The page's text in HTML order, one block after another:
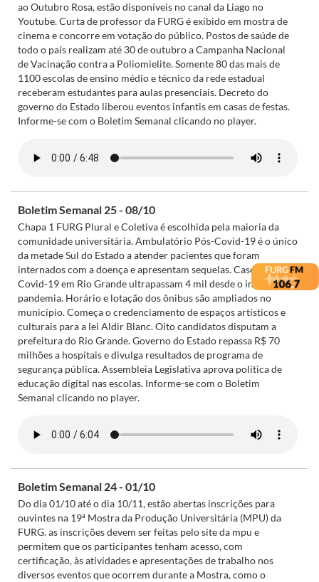
ao Outubro Rosa, estão disponíveis no canal da Liago no
Youtube. Curta de professor da FURG é exibido em mostra de
cinema e concorre em votação do público. Postos de saúde de
todo o país realizam até 30 de outubro a Campanha Nacional
de Vacinação contra a Poliomielite. Somente 80 das mais de
1100 escolas de ensino médio e técnico da rede estadual
receberam estudantes para aulas presenciais. Decreto do
governo do Estado liberou eventos infantis em casas de festas.
Informe-se com o Boletim Semanal clicando no player.
Boletim Semanal 25 - 08/10
Chapa 1 FURG Plural e Coletiva é escolhida pela maioria da
comunidade universitária. Ambulatório Pós-Covid-19 é o único
da metade Sul do Estado a atender pacientes que foram
internados com a doença e apresentam sequelas. Casos de
Covid-19 em Rio Grande ultrapassam 4 mil desde o início da
pandemia. Horário e lotação dos ônibus são ampliados no
município. Começa o credenciamento de espaços artísticos e
culturais para a lei Aldir Blanc. Oito candidatos disputam a
prefeitura do Rio Grande. Governo do Estado repassa R$ 70
milhões a hospitais e divulga resultados de programa de
segurança pública. Assembleia Legislativa aprova política de
educação digital nas escolas. Informe-se com o Boletim
Semanal clicando no player.
Boletim Semanal 24 - 01/10
Do dia 01/10 até o dia 10/11, estão abertas inscrições para
ouvintes na 19ª Mostra da Produção Universitária (MPU) da
FURG. as inscrições devem ser feitas pelo site da mpu e
permitem que os participantes tenham acesso, com
certificação, às atividades e apresentações de trabalho nos
diversos eventos que ocorrem durante a Mostra, como o